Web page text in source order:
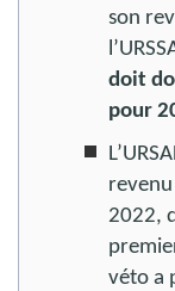
son
doit
pour
2022,
véto a